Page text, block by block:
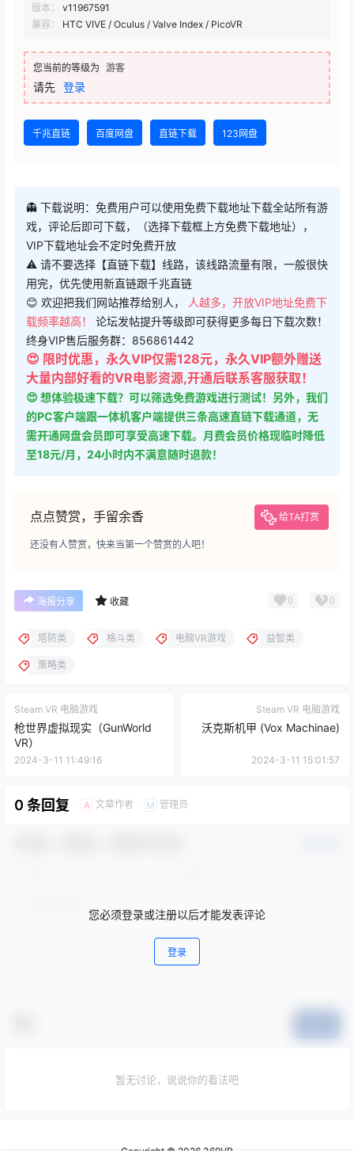
版本：
v11967591
兼容：
HTC VIVE / Oculus / Valve Index / PicoVR
您当前的等级为 游客
请先 登录
千兆直链 百度网盘 直链下载 123网盘
👻 下载说明：免费用户可以使用免费下载地址下载全站所有游
戏，评论后即可下载，（选择下载框上方免费下载地址），
VIP下载地址会不定时免费开放
⚠ 请不要选择【直链下载】线路，该线路流量有限，一般很快
用完，优先使用新直链跟千兆直链
😊 欢迎把我们网站推荐给别人，
人越多，开放VIP地址免费下
载频率越高！ 论坛发帖提升等级即可获得更多每日下载次数！
终身VIP售后服务群：856861442
😍 限时优惠，永久VIP仅需128元，永久VIP额外赠送
大量内部好看的VR电影资源,开通后联系客服获取！
😍 想体验极速下载？可以筛选免费游戏进行测试！另外，我们
的PC客户端跟一体机客户端提供三条高速直链下载通道，无
需开通网盘会员即可享受高速下载。月费会员价格现临时降低
至18元/月，24小时内不满意随时退款！
点点赞赏，手留余香 给TA打赏
还没有人赞赏，快来当第一个赞赏的人吧！
海报分享 收藏 0 0
塔防类 格斗类 电脑VR游戏 益智类
策略类
Steam VR 电脑游戏
枪世界虚拟现实（GunWorld
VR）
2024-3-11 11:49:16
Steam VR 电脑游戏
沃克斯机甲 (Vox Machinae)
2024-3-11 15:01:57
0 条回复 A 文章作者 M 管理员
您必须登录或注册以后才能发表评论
登录
暂无讨论，说说你的看法吧
Copyright © 2026 369VR